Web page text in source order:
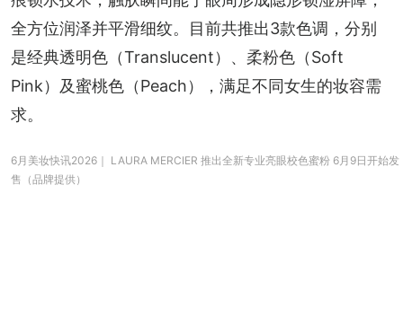
全方位润泽并平滑细纹。目前共推出3款色调，分别
是经典透明色（Translucent）、柔粉色（Soft
Pink）及蜜桃色（Peach），满足不同女生的妆容需
求。
6月美妆快讯2026｜ LAURA MERCIER 推出全新专业亮眼校色蜜粉 6月9日开始发
售（品牌提供）